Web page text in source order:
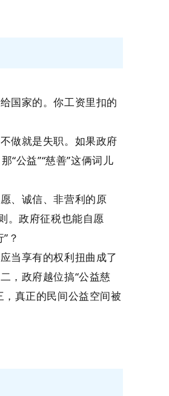
国家的。你工资里扣的
做就是失职。如果政府
“公益”“慈善”这俩词儿
、诚信、非营利的原
。政府征税也能自愿
？
当享有的权利扭曲成了
，政府越位搞“公益慈
真正的民间公益空间被